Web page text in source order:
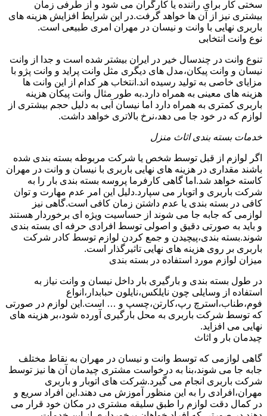
سختی کار برای راننده یا کارگران می شود و از طرفی زمان
بیشتری نیز از آن ها خواهد گرفت.در این شرایط افزایش هزینه های
باربری نهایی با وانت و نیسان در مهران امری طبیعی است.
نوع وانت انتخابی
تنوع وانت در چندسال خیر در ایران بیشتر شده است و جدا از وانت
نیسان و وانت پیکان،مدل های دیگری مثل وانت پراید و وانت پژو با
مزایای خاصی به تولید رسیده اند.انتخاب هر کدام از این وانت ها
هزینه های معینی به همراه دارد.به طور مثال وانت پیکان هزینه
باربری کمتری به همراه دارد اما نیسان آبی به دلیل حجم بیشتری از
لوازم که در خود جا می دهد،نرخ بالاتری خواهد داشت.
خدمات بسته بندی اثاث منزل
اگر لوازم از قبل توسط شخص یا شرکت مربوطه بسته بندی شده
باشند مقداری در هزینه های نهایی باربری با نیسان و وانت در مهران
کاسته خواهد شد.اما گاهی کارفرما پروسه بسته بندی بار را به
شرکت باربری و اتوبار می سپارد.دلیل این امر عدم مهارت و توان
کافی در بسته بندی یا عدم داشتن زمان کافی است.گاهی نیز
لوازمی که جابه جا می شوند از حساسیت ویژه ای برخوردار هستند
و باید به صورتی دقیق و اصولی توسط افرادی حرفه ای بسته بندی
شوند.بسته بندی،پیچیدن و جمع کردن لوازم توسط کادر شرکت
باربری بر روی هزینه های نهایی تاثیرگذار است.
میزان لوازم مورد استفاده در بسته بندی
در طول بسته بندی و بارگیری بار داخل نیسان و وانت نیاز به
استفاده از وسایلی چون نایلکس،نایلون حبابدار،انواع
فوم،طناب،استرچ رپ،کارتن،چسپ و … است.این لوازم در صورتی
که توسط شرکت باربری به محل بارگیری آورده شود،بر هزینه های
نهایی می افزاید.
چیدمان بار و اثاث
گاهی لوازمی که توسط وانت و نیسان در مهران به نقاط مختلف
جابه جا می شوند،بنا به درخواست مشتری چیدمان آن ها نیز توسط
شرکت باربری انجام می گیرد.شرکت های اتوبار و باربری
مهران،افرادی را به این منظور آموزش می دهند.این افراد سریع و
در کمال دقت لوازم را طبق سلیقه مشتری در مکان خود قرار می